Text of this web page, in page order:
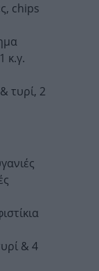
chips
κ.γ.
τυρί, 2
& 4